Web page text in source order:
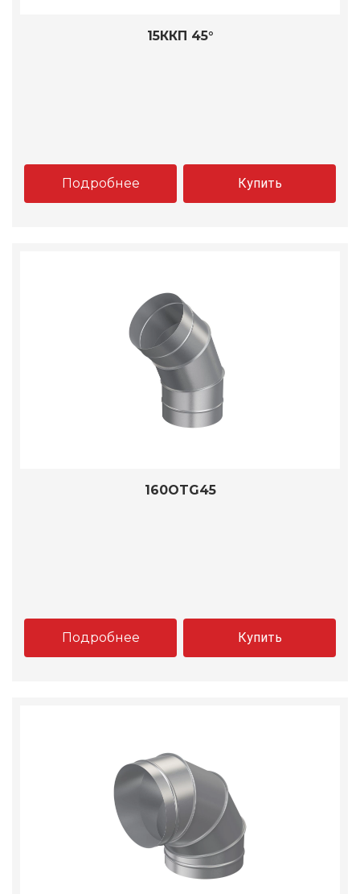
15ККП 45°
Подробнее Купить
160OTG45
Подробнее Купить